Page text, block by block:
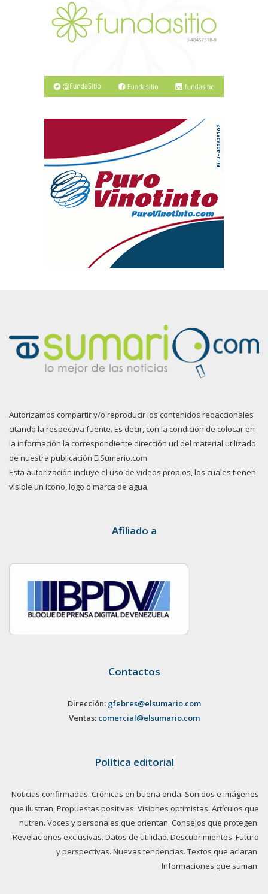
Autorizamos compartir y/o reproducir los contenidos redaccionales
citando la respectiva fuente. Es decir, con la condición de colocar en
la información la correspondiente dirección url del material utilizado
de nuestra publicación ElSumario.com
Esta autorización incluye el uso de videos propios, los cuales tienen
visible un ícono, logo o marca de agua.
Afiliado a
Contactos
Dirección: gfebres@elsumario.com
Ventas: comercial@elsumario.com
Política editorial
Noticias confirmadas. Crónicas en buena onda. Sonidos e imágenes
que ilustran. Propuestas positivas. Visiones optimistas. Artículos que
nutren. Voces y personajes que orientan. Consejos que protegen.
Revelaciones exclusivas. Datos de utilidad. Descubrimientos. Futuro
y perspectivas. Nuevas tendencias. Textos que aclaran.
Informaciones que suman.